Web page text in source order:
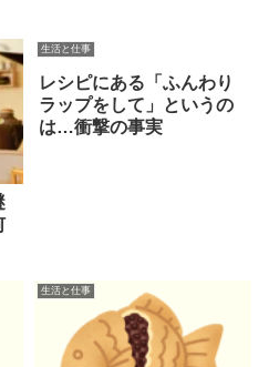
生活と仕事
レシピにある「ふんわり
ラップをして」というの
は…衝撃の事実
生活と仕事